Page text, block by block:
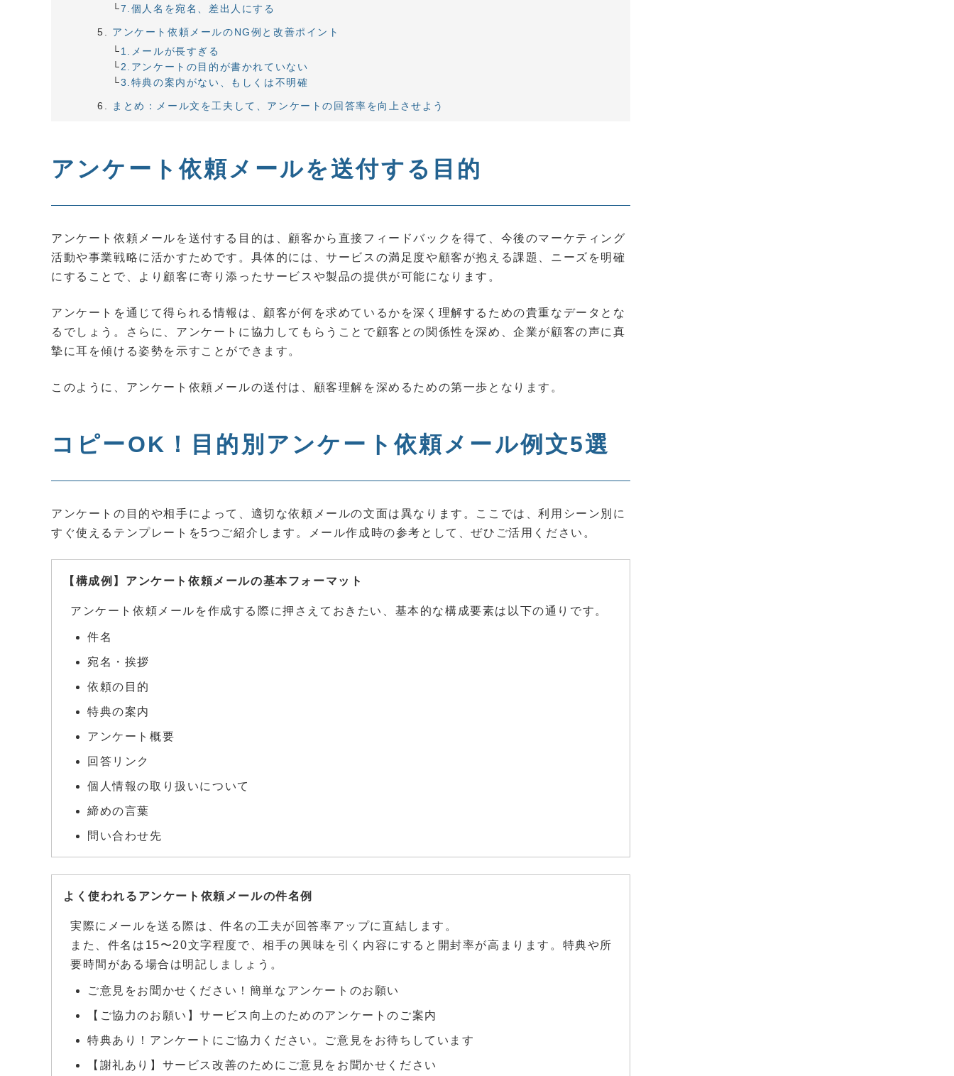
7.個人名を宛名、差出人にする
アンケート依頼メールのNG例と改善ポイント
1.メールが長すぎる
2.アンケートの目的が書かれていない
3.特典の案内がない、もしくは不明確
まとめ：メール文を工夫して、アンケートの回答率を向上させよう
アンケート依頼メールを送付する目的
アンケート依頼メールを送付する目的は、顧客から直接フィードバックを得て、今後のマーケティング
活動や事業戦略に活かすためです。具体的には、サービスの満足度や顧客が抱える課題、ニーズを明確
にすることで、より顧客に寄り添ったサービスや製品の提供が可能になります。
アンケートを通じて得られる情報は、顧客が何を求めているかを深く理解するための貴重なデータとな
るでしょう。さらに、アンケートに協力してもらうことで顧客との関係性を深め、企業が顧客の声に真
摯に耳を傾ける姿勢を示すことができます。
このように、アンケート依頼メールの送付は、顧客理解を深めるための第一歩となります。
コピーOK！目的別アンケート依頼メール例文5選
アンケートの目的や相手によって、適切な依頼メールの文面は異なります。ここでは、利用シーン別に
すぐ使えるテンプレートを5つご紹介します。メール作成時の参考として、ぜひご活用ください。
【構成例】アンケート依頼メールの基本フォーマット
アンケート依頼メールを作成する際に押さえておきたい、基本的な構成要素は以下の通りです。
件名
宛名・挨拶
依頼の目的
特典の案内
アンケート概要
回答リンク
個人情報の取り扱いについて
締めの言葉
問い合わせ先
よく使われるアンケート依頼メールの件名例
実際にメールを送る際は、件名の工夫が回答率アップに直結します。
また、件名は15〜20文字程度で、相手の興味を引く内容にすると開封率が高まります。特典や所
要時間がある場合は明記しましょう。
ご意見をお聞かせください！簡単なアンケートのお願い
【ご協力のお願い】サービス向上のためのアンケートのご案内
特典あり！アンケートにご協力ください。ご意見をお待ちしています
【謝礼あり】サービス改善のためにご意見をお聞かせください